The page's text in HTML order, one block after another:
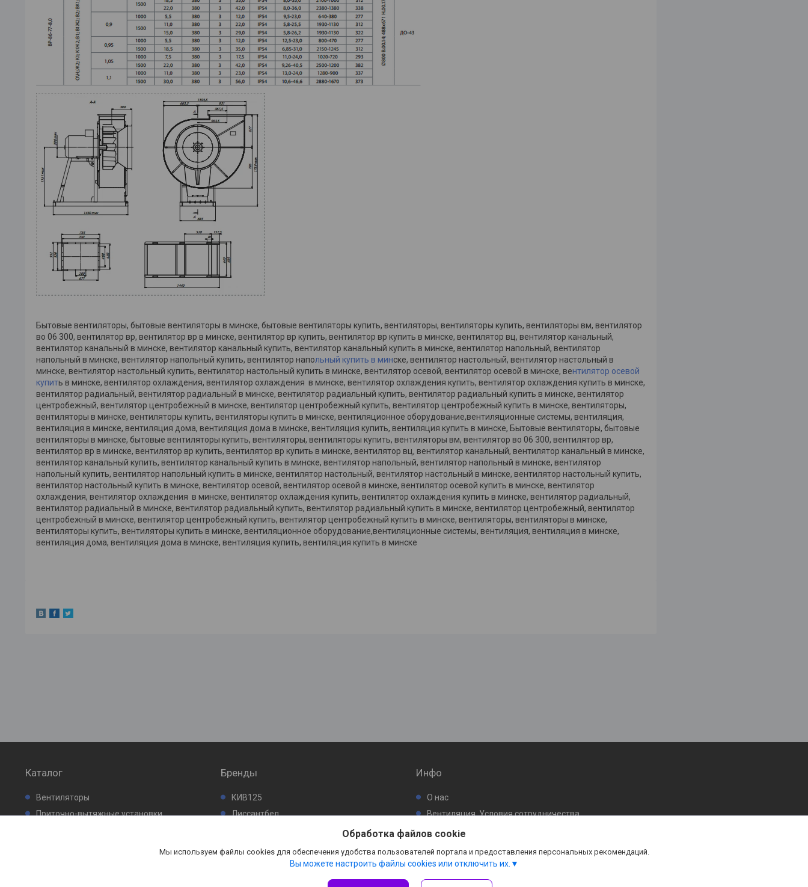
Бытовые вентиляторы, бытовые вентиляторы в минске, бытовые вентиляторы купить, вентиляторы, вентиляторы купить, вентиляторы вм, вентилятор
во 06 300, вентилятор вр, вентилятор вр в минске, вентилятор вр купить, вентилятор вр купить в минске, вентилятор вц, вентилятор канальный,
вентилятор канальный в минске, вентилятор канальный купить, вентилятор канальный купить в минске, вентилятор напольный, вентилятор
напольный в минске, вентилятор напольный купить, вентилятор напольный купить в минске, вентилятор настольный, вентилятор настольный в
минске, вентилятор настольный купить, вентилятор настольный купить в минске, вентилятор осевой, вентилятор осевой в минске, вентилятор осевой
купить в минске, вентилятор охлаждения, вентилятор охлаждения в минске, вентилятор охлаждения купить, вентилятор охлаждения купить в минске,
вентилятор радиальный, вентилятор радиальный в минске, вентилятор радиальный купить, вентилятор радиальный купить в минске, вентилятор
центробежный, вентилятор центробежный в минске, вентилятор центробежный купить, вентилятор центробежный купить в минске, вентиляторы,
вентиляторы в минске, вентиляторы купить, вентиляторы купить в минске, вентиляционное оборудование,вентиляционные системы, вентиляция,
вентиляция в минске, вентиляция дома, вентиляция дома в минске, вентиляция купить, вентиляция купить в минске, Бытовые вентиляторы, бытовые
вентиляторы в минске, бытовые вентиляторы купить, вентиляторы, вентиляторы купить, вентиляторы вм, вентилятор во 06 300, вентилятор вр,
вентилятор вр в минске, вентилятор вр купить, вентилятор вр купить в минске, вентилятор вц, вентилятор канальный, вентилятор канальный в минске,
вентилятор канальный купить, вентилятор канальный купить в минске, вентилятор напольный, вентилятор напольный в минске, вентилятор
напольный купить, вентилятор напольный купить в минске, вентилятор настольный, вентилятор настольный в минске, вентилятор настольный купить,
вентилятор настольный купить в минске, вентилятор осевой, вентилятор осевой в минске, вентилятор осевой купить в минске, вентилятор
охлаждения, вентилятор охлаждения в минске, вентилятор охлаждения купить, вентилятор охлаждения купить в минске, вентилятор радиальный,
вентилятор радиальный в минске, вентилятор радиальный купить, вентилятор радиальный купить в минске, вентилятор центробежный, вентилятор
центробежный в минске, вентилятор центробежный купить, вентилятор центробежный купить в минске, вентиляторы, вентиляторы в минске,
вентиляторы купить, вентиляторы купить в минске, вентиляционное оборудование,вентиляционные системы, вентиляция, вентиляция в минске,
вентиляция дома, вентиляция дома в минске, вентиляция купить, вентиляция купить в минске
Каталог
Вентиляторы
Приточно-вытяжные установки
Бренды
КИВ125
Лиссантбел
Инфо
О нас
Вентиляция. Условия сотрудничества
Обработка файлов cookie
Мы используем файлы cookies для обеспечения удобства пользователей портала и предоставления персональных рекомендаций.
Вы можете настроить файлы cookies или отключить их.